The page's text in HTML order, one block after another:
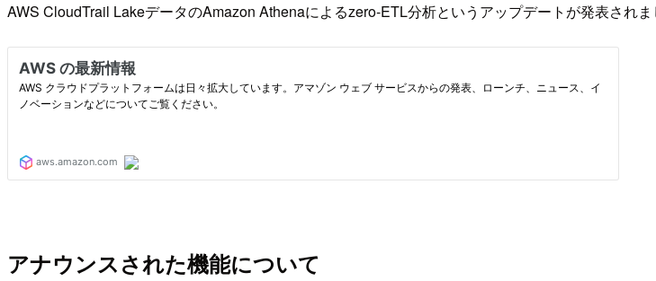
AWS CloudTrail LakeデータのAmazon Athenaによるzero-ETL分析というアップデートが発表されま
アナウンスされた機能について